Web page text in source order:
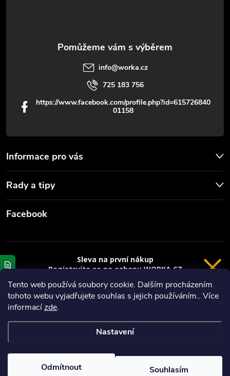
Tento web používá soubory cookie. Dalším procházením
tohoto webu vyjadřujete souhlas s jejich používáním.. Více
informacízde.
Nastavení
Odmítnout Souhlasím
Informace pro vás
Rady a tipy
info@worka.cz
725 183 756
https://www.facebook.com/profile.php?id=615726840
01158
Facebook
Vytvořil Shoptet
Copyright 2026
Sleva na první nákup
Registrujte se na eshopu WORKA.CZ
sleva 100 Kč* na nákup je Vaše.
Registrace
Privacy policy
VRÁCENÍ 14 DNÍ